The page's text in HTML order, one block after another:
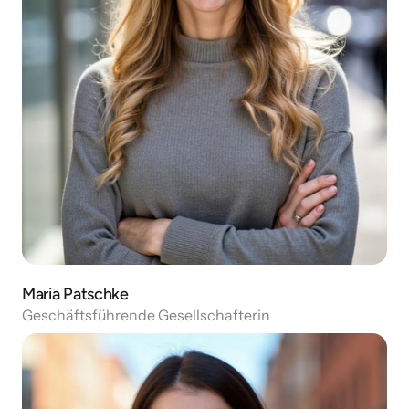
Maria Patschke
Geschäftsführende Gesellschafterin